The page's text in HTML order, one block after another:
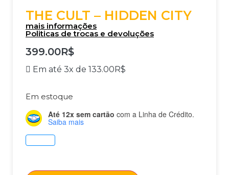
THE CULT – HIDDEN CITY
mais informações
Politicas de trocas e devoluções
399.00R$
Em até 3x de 133.00R$
Em estoque
Até 12x sem cartão com a Linha de Crédito.
Saiba mais